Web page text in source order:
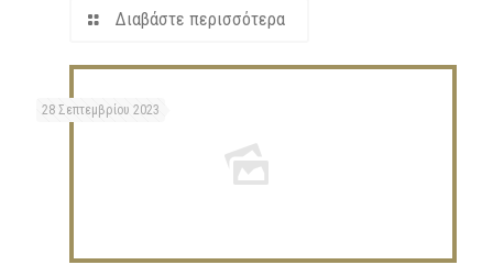
Διαβάστε περισσότερα
28 Σεπτεμβρίου 2023